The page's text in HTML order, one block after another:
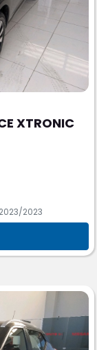
XTRONIC
2023/2023